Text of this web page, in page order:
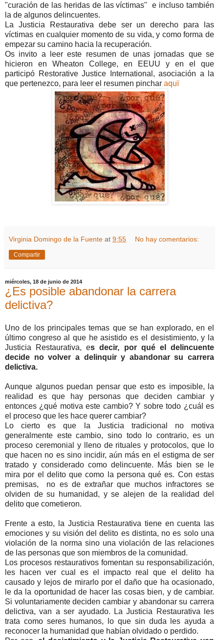
"curación de las heridas de las víctimas" e incluso también
la de algunos delincuentes.
La Justicia Restaurativa debe ser un derecho para las
víctimas en cualquier momento de su vida, y como forma de
empezar su camino hacia la recuperación.
Os invito a leer este resumen de unas jornadas que se
hicieron en Wheaton College, en EEUU y en el que
participó Restorative Justice International, asociación a la
que pertenezco, para leer el resumen pinchar aquï
Virginia Domingo de la Fuente at 9:55 No hay comentarios:
Compartir
miércoles, 18 de junio de 2014
¿Es posible abandonar la carrera
delictiva?
Uno de los principales temas que se han explorado, en el
último congreso al que he asistido es el desistimiento, y la
Justicia Restaurativa, es decir, por qué el delincuente
decide no volver a delinquir y abandonar su carrera
delictiva.
Aunque algunos puedan pensar que esto es imposible, la
realidad es que hay personas que deciden cambiar y
entonces ¿qué motiva este cambio? Y sobre todo ¿cuál es
el proceso que les hace querer cambiar?
Lo cierto es que la Justicia tradicional no motiva
generalmente este cambio, sino todo lo contrario, es un
proceso ceremonial y lleno de rituales y protocolos, que lo
que hacen no es sino incidir, aún más en el estigma de ser
tratado y considerado como delincuente. Más bien se le
mira por el delito que como la persona qué es. Con estas
premisas, no es de extrañar que muchos infractores se
olviden de su humanidad, y se alejen de la realidad del
delito que cometieron.
Frente a esto, la Justicia Restaurativa tiene en cuenta las
emociones y su visión del delito es distinta, no es solo una
violación de la norma sino una violación de las relaciones
de las personas que son miembros de la comunidad.
Los procesos restaurativos fomentan su responsabilización,
les hacen ver cual es el impacto real que el delito ha
causado y lejos de mirarlo por el daño que ha ocasionado,
le da la oportunidad de hacer las cosas bien, y de cambiar.
Si voluntariamente deciden cambiar y abandonar su carrera
delictiva, van a ser ayudado. La Justicia Restaurativa les
trata como seres humanos, lo que sin duda les ayuda a
reconocer la humanidad que habían olvidado o perdido.